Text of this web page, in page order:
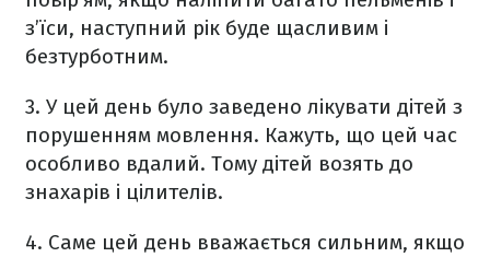
з’їси, наступний рік буде щасливим і
безтурботним.
3. У цей день було заведено лікувати дітей з
порушенням мовлення. Кажуть, що цей час
особливо вдалий. Тому дітей возять до
знахарів і цілителів.
4. Саме цей день вважається сильним, якщо